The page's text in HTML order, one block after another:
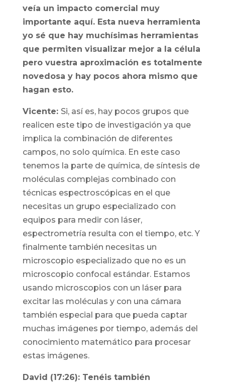
veía un impacto comercial muy
importante aquí. Esta nueva herramienta
yo sé que hay muchísimas herramientas
que permiten visualizar mejor a la célula
pero vuestra aproximación es totalmente
novedosa y hay pocos ahora mismo que
hagan esto.
Vicente: Si, así es, hay pocos grupos que
realicen este tipo de investigación ya que
implica la combinación de diferentes
campos, no solo química. En este caso
tenemos la parte de química, de síntesis de
moléculas complejas combinado con
técnicas espectroscópicas en el que
necesitas un grupo especializado con
equipos para medir con láser,
espectrometría resulta con el tiempo, etc. Y
finalmente también necesitas un
microscopio especializado que no es un
microscopio confocal estándar. Estamos
usando microscopios con un láser para
excitar las moléculas y con una cámara
también especial para que pueda captar
muchas imágenes por tiempo, además del
conocimiento matemático para procesar
estas imágenes.
David (17:26): Tenéis también